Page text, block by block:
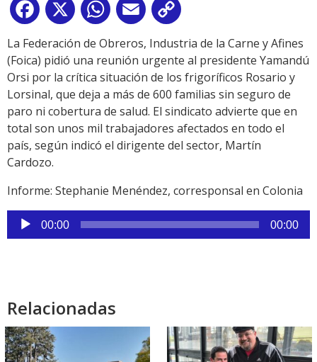
Facebook
X WhatsApp
Email
Link
La Federación de Obreros, Industria de la Carne y Afines
(Foica) pidió una reunión urgente al presidente Yamandú
Orsi por la crítica situación de los frigoríficos Rosario y
Lorsinal, que deja a más de 600 familias sin seguro de
paro ni cobertura de salud. El sindicato advierte que en
total son unos mil trabajadores afectados en todo el
país, según indicó el dirigente del sector, Martín
Cardozo.
Informe: Stephanie Menéndez, corresponsal en Colonia
Reproductor
de
00:00 00:00
Relacionadas